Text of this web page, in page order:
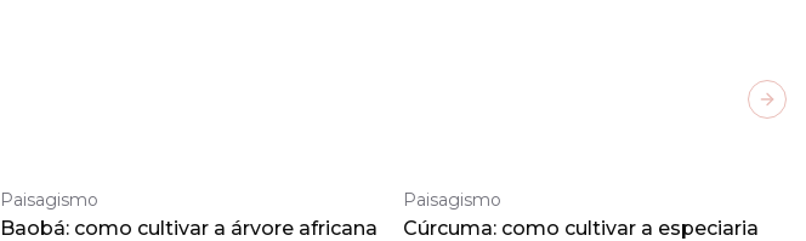
Paisagismo
Baobá: como cultivar a árvore africana
Paisagismo
Cúrcuma: como cultivar a especiaria